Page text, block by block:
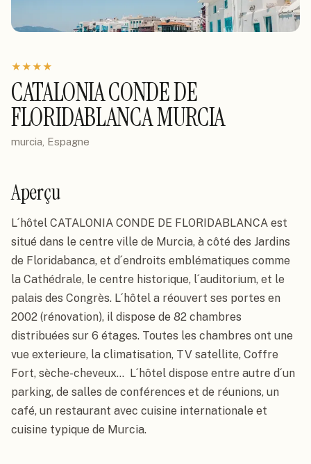
★★★★
CATALONIA CONDE DE
FLORIDABLANCA MURCIA
murcia, Espagne
Aperçu
L´hôtel CATALONIA CONDE DE FLORIDABLANCA est
situé dans le centre ville de Murcia, à côté des Jardins
de Floridabanca, et d´endroits emblématiques comme
la Cathédrale, le centre historique, l´auditorium, et le
palais des Congrès. L´hôtel a réouvert ses portes en
2002 (rénovation), il dispose de 82 chambres
distribuées sur 6 étages. Toutes les chambres ont une
vue exterieure, la climatisation, TV satellite, Coffre
Fort, sèche-cheveux...  L´hôtel dispose entre autre d´un
parking, de salles de conférences et de réunions, un
café, un restaurant avec cuisine internationale et
cuisine typique de Murcia.